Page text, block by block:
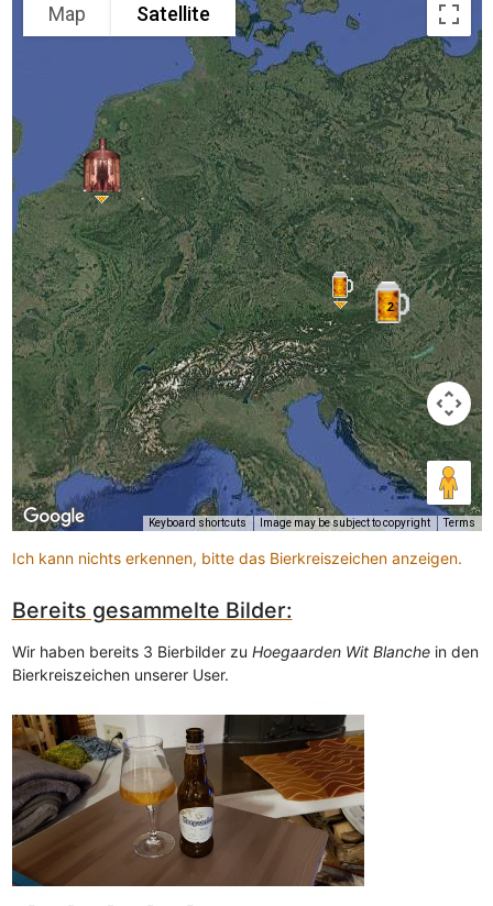
2
Map Satellite
Keyboard shortcuts Image may be subject to copyright Terms
Ich kann nichts erkennen, bitte das Bierkreiszeichen anzeigen.
Bereits gesammelte Bilder:
Wir haben bereits 3 Bierbilder zu Hoegaarden Wit Blanchein den
Bierkreiszeichen unserer User.